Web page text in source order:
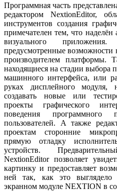
Программная часть
редактором NextionEditor,
инструментов создания
примечателен тем, что
визуального
предусмотренные
производителем платформы.
находящиеся на стадии выбора
машинного интерфейса, или
руках дисплейного
создавать новые или
проекты графического
поведения программного
пользователей. А также
проектам сторонние
прямую отладку
устройств.
NextionEditor позволяет
картинку и предоставляет
ней так, как это выглядело
экранном модуле NEXTION в